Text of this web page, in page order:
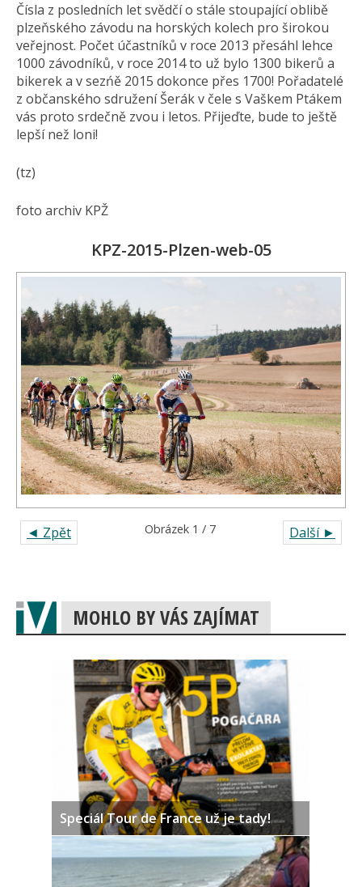
Čísla z posledních let svědčí o stále stoupající oblibě
plzeňského závodu na horských kolech pro širokou
veřejnost. Počet účastníků v roce 2013 přesáhl lehce
1000 závodníků, v roce 2014 to už bylo 1300 bikerů a
bikerek a v sezńě 2015 dokonce přes 1700! Pořadatelé
z občanského sdružení Šerák v čele s Vaškem Ptákem
vás proto srdečně zvou i letos. Přijeďte, bude to ještě
lepší než loni!
(tz)
foto archiv KPŽ
KPZ-2015-Plzen-web-05
◄ Zpět Další ►
Obrázek 1 / 7
MOHLO BY VÁS ZAJÍMAT
Speciál Tour de France už je tady!